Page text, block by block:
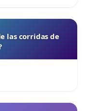
las corridas de